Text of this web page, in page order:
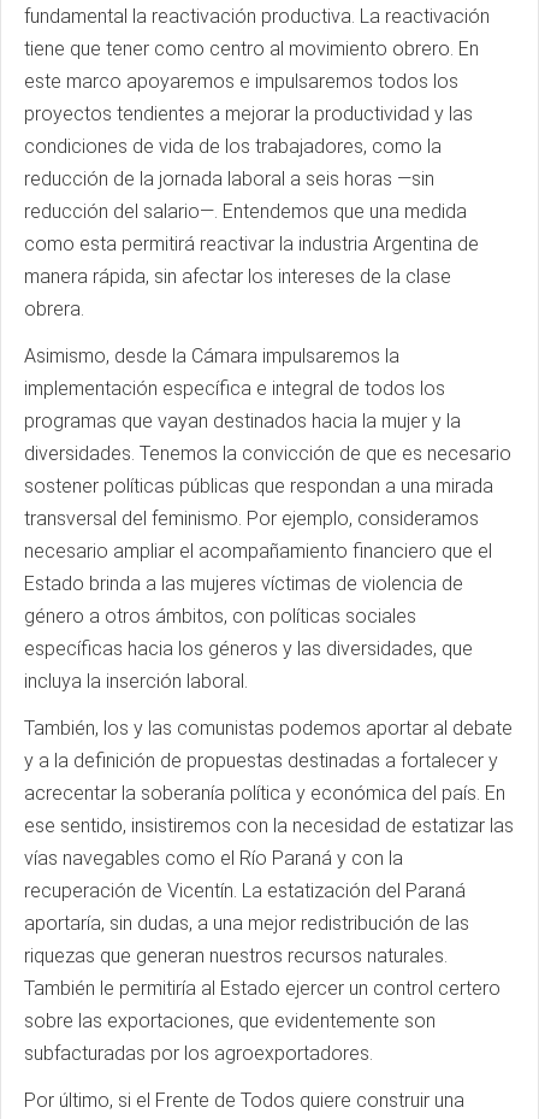
fundamental la reactivación productiva. La reactivación
tiene que tener como centro al movimiento obrero. En
este marco apoyaremos e impulsaremos todos los
proyectos tendientes a mejorar la productividad y las
condiciones de vida de los trabajadores, como la
reducción de la jornada laboral a seis horas —sin
reducción del salario—. Entendemos que una medida
como esta permitirá reactivar la industria Argentina de
manera rápida, sin afectar los intereses de la clase
obrera.
Asimismo, desde la Cámara impulsaremos la
implementación específica e integral de todos los
programas que vayan destinados hacia la mujer y la
diversidades. Tenemos la convicción de que es necesario
sostener políticas públicas que respondan a una mirada
transversal del feminismo. Por ejemplo, consideramos
necesario ampliar el acompañamiento financiero que el
Estado brinda a las mujeres víctimas de violencia de
género a otros ámbitos, con políticas sociales
específicas hacia los géneros y las diversidades, que
incluya la inserción laboral.
También, los y las comunistas podemos aportar al debate
y a la definición de propuestas destinadas a fortalecer y
acrecentar la soberanía política y económica del país. En
ese sentido, insistiremos con la necesidad de estatizar las
vías navegables como el Río Paraná y con la
recuperación de Vicentín. La estatización del Paraná
aportaría, sin dudas, a una mejor redistribución de las
riquezas que generan nuestros recursos naturales.
También le permitiría al Estado ejercer un control certero
sobre las exportaciones, que evidentemente son
subfacturadas por los agroexportadores.
Por último, si el Frente de Todos quiere construir una